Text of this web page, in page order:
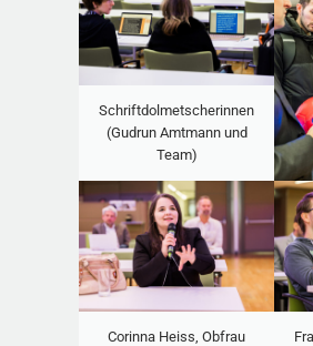
Schriftdolmetscherinnen
(Gudrun Amtmann und
Team)
Corinna Heiss, Obfrau